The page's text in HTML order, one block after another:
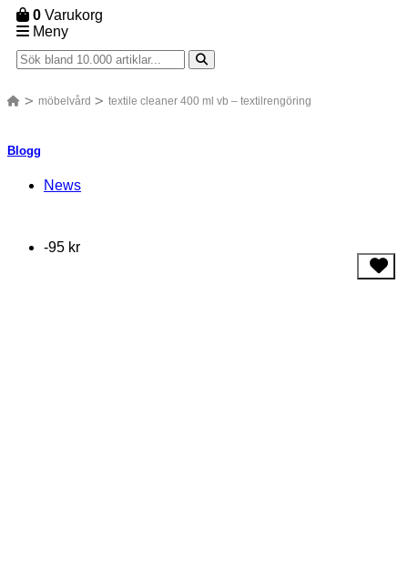
0 Varukorg
Meny
möbelvård textile cleaner 400 ml vb – textilrengöring
Blogg
News
-95 kr